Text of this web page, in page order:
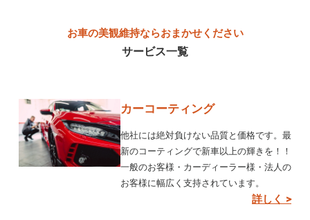
お車の美観維持ならおまかせください
サービス一覧
カーコーティング
他社には絶対負けない品質と価格です。最
新のコーティングで新車以上の輝きを！！
一般のお客様・カーディーラー様・法人の
お客様に幅広く支持されています。
詳しく >